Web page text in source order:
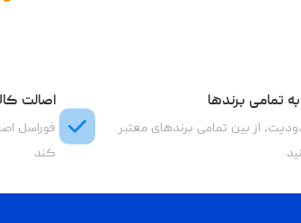
تمامی برندها
از بین تمامی برندهای معتبر
اصالت
فوراسل
کند